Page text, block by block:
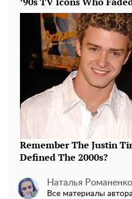
Наталья Романенко
Все материалы автора